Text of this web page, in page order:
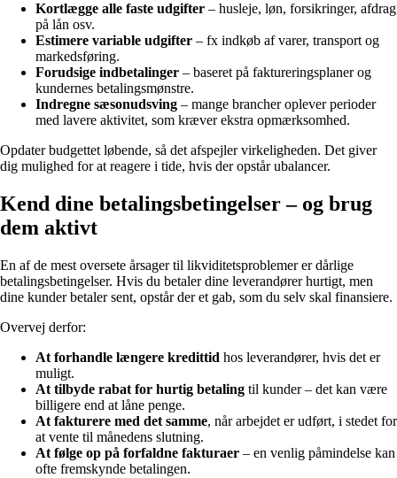
Kortlægge alle faste udgifter – husleje, løn, forsikringer, afdrag
på lån osv.
Estimere variable udgifter – fx indkøb af varer, transport og
markedsføring.
Forudsige indbetalinger – baseret på faktureringsplaner og
kundernes betalingsmønstre.
Indregne sæsonudsving – mange brancher oplever perioder
med lavere aktivitet, som kræver ekstra opmærksomhed.
Opdater budgettet løbende, så det afspejler virkeligheden. Det giver
dig mulighed for at reagere i tide, hvis der opstår ubalancer.
Kend dine betalingsbetingelser – og brug
dem aktivt
En af de mest oversete årsager til likviditetsproblemer er dårlige
betalingsbetingelser. Hvis du betaler dine leverandører hurtigt, men
dine kunder betaler sent, opstår der et gab, som du selv skal finansiere.
Overvej derfor:
At forhandle længere kredittid hos leverandører, hvis det er
muligt.
At tilbyde rabat for hurtig betaling til kunder – det kan være
billigere end at låne penge.
At fakturere med det samme, når arbejdet er udført, i stedet for
at vente til månedens slutning.
At følge op på forfaldne fakturaer – en venlig påmindelse kan
ofte fremskynde betalingen.